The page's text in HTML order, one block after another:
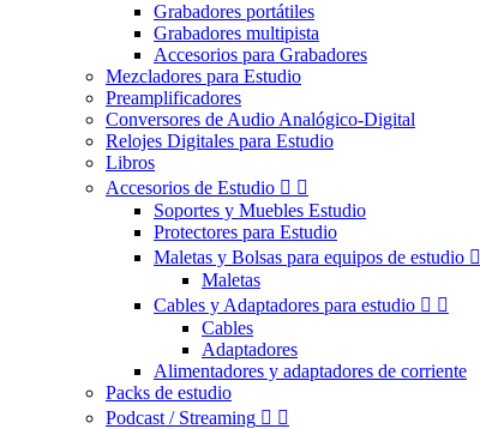
Grabadores portátiles
Grabadores multipista
Accesorios para Grabadores
Mezcladores para Estudio
Preamplificadores
Conversores de Audio Analógico-Digital
Relojes Digitales para Estudio
Libros
Accesorios de Estudio  
Soportes y Muebles Estudio
Protectores para Estudio
Maletas y Bolsas para equipos de estudio 
Maletas
Cables y Adaptadores para estudio  
Cables
Adaptadores
Alimentadores y adaptadores de corriente
Packs de estudio
Podcast / Streaming  